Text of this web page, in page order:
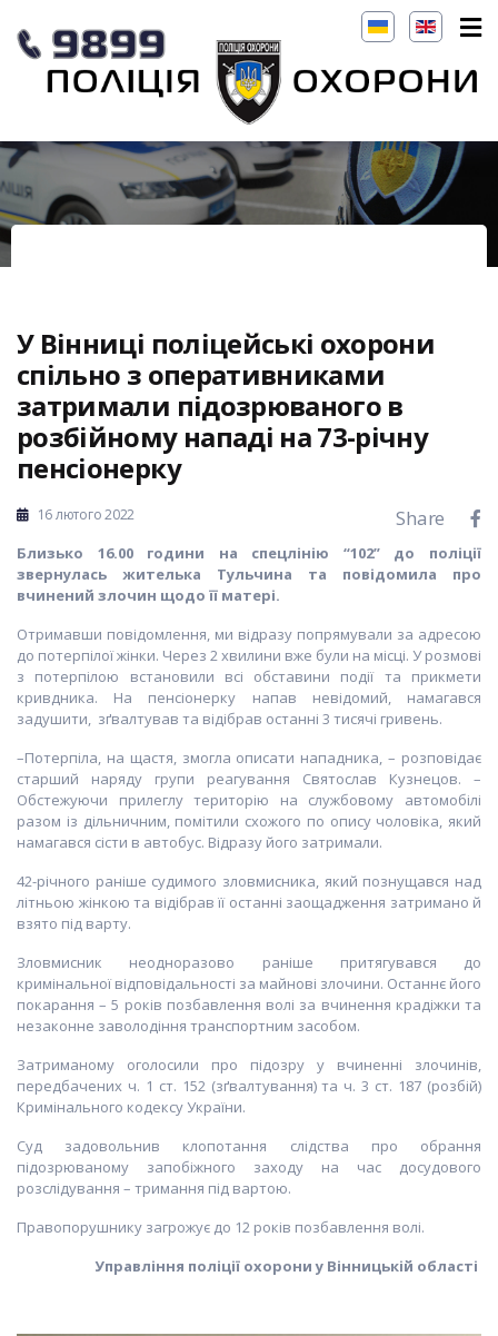
У Вінниці поліцейські охорони
спільно з оперативниками
затримали підозрюваного в
розбійному нападі на 73-річну
пенсіонерку
16 лютого 2022 Share
Близько 16.00 години на спецлінію “102” до поліції
звернулась жителька Тульчина та повідомила про
вчинений злочин щодо її матері.
Отримавши повідомлення, ми відразу попрямували за адресою
до потерпілої жінки. Через 2 хвилини вже були на місці. У розмові
з потерпілою встановили всі обставини події та прикмети
кривдника. На пенсіонерку напав невідомий, намагався
задушити, зґвалтував та відібрав останні 3 тисячі гривень.
–Потерпіла, на щастя, змогла описати нападника, – розповідає
старший наряду групи реагування Святослав Кузнецов. –
Обстежуючи прилеглу територію на службовому автомобілі
разом із дільничним, помітили схожого по опису чоловіка, який
намагався сісти в автобус. Відразу його затримали.
42-річного раніше судимого зловмисника, який познущався над
літньою жінкою та відібрав її останні заощадження затримано й
взято під варту.
Зловмисник неодноразово раніше притягувався до
кримінальної відповідальності за майнові злочини. Останнє його
покарання – 5 років позбавлення волі за вчинення крадіжки та
незаконне заволодіння транспортним засобом.
Затриманому оголосили про підозру у вчиненні злочинів,
передбачених ч. 1 ст. 152 (зґвалтування) та ч. 3 ст. 187 (розбій)
Кримінального кодексу України.
Суд задовольнив клопотання слідства про обрання
підозрюваному запобіжного заходу на час досудового
розслідування – тримання під вартою.
Правопорушнику загрожує до 12 років позбавлення волі.
Управління поліції охорони у Вінницькій області